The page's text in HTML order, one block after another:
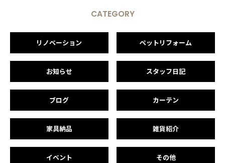
CATEGORY
リノベーション ペットリフォーム
お知らせ スタッフ日記
ブログ カーテン
家具納品 雑貨紹介
イベント その他